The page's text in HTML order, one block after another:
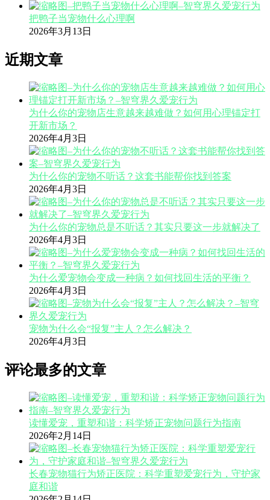
把鸭子当宠物什么心理啊
2026年3月13日
近期文章
为什么你的宠物店生意越来越难做？如何用心理锚定打
开新市场？
2026年4月3日
为什么你的宠物不听话？这套书能帮你找到答案
2026年4月3日
为什么你的宠物总是不听话？其实只要这一步就解决了
2026年4月3日
为什么爱宠物会变成一种病？如何找回生活的平衡？
2026年4月3日
宠物为什么会“报复”主人？怎么解决？
2026年4月3日
评论最多的文章
读懂爱宠，重塑和谐：科学矫正宠物问题行为指南
2026年2月14日
长春宠物猫行为矫正医院：科学重塑爱宠行为，守护家
庭和谐